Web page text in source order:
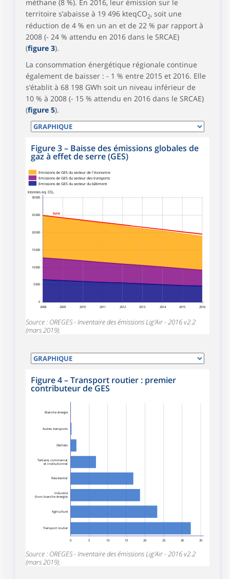
méthane (8 %). En 2016, leur émission sur le
territoire s’abaisse à 19 496 kteqCO2, soit une
réduction de 4 % en un an et de 22 % par rapport à
2008 (- 24 % attendu en 2016 dans le SRCAE)
(figure 3).
La consommation énergétique régionale continue
également de baisser : - 1 % entre 2015 et 2016. Elle
s’établit à 68 198 GWh soit un niveau inférieur de
10 % à 2008 (- 15 % attendu en 2016 dans le SRCAE)
(figure 5).
Figure 3– Baisse des émissions globales de
gaz à effet de serre (GES)
0
5 000
10 000
15 000
20 000
25 000
30 000
ktonnes eq. CO₂
2008 2009 2010 2011 2012 2013 2014 2015 2016
Emissions de GES du secteur du bâtiment
Emissions de GES du secteur des transports
Emissions de GES du secteur de l'économie
Suivi
Source : OREGES - Inventaire des émissions Lig’Air - 2016 v2.2
(mars 2019).
Figure 4–Transport routier : premier
contributeur de GES
0 5 10 15 20 25 30 35
Branche énergie
Autres transports
Déchets
Tertiaire, commercial
et institutionnel
Résidentiel
Industrie
(hors branche énergie)
Agriculture
Transport routier
Source : OREGES - Inventaire des émissions Lig’Air - 2016 v2.2
(mars 2019).